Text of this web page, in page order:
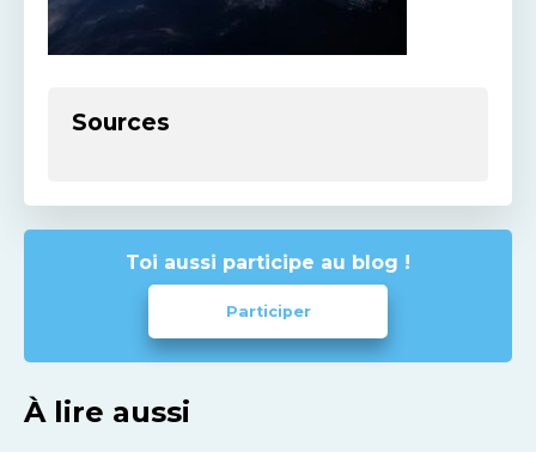
Sources
Toi aussi participe au blog !
Participer
À lire aussi